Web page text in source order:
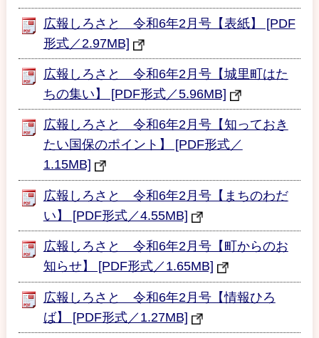
広報しろさと 令和6年2月号【表紙】 [PDF
形式／2.97MB]
広報しろさと 令和6年2月号【城里町はた
ちの集い】 [PDF形式／5.96MB]
広報しろさと 令和6年2月号【知っておき
たい国保のポイント】 [PDF形式／
1.15MB]
広報しろさと 令和6年2月号【まちのわだ
い】 [PDF形式／4.55MB]
広報しろさと 令和6年2月号【町からのお
知らせ】 [PDF形式／1.65MB]
広報しろさと 令和6年2月号【情報ひろ
ば】 [PDF形式／1.27MB]